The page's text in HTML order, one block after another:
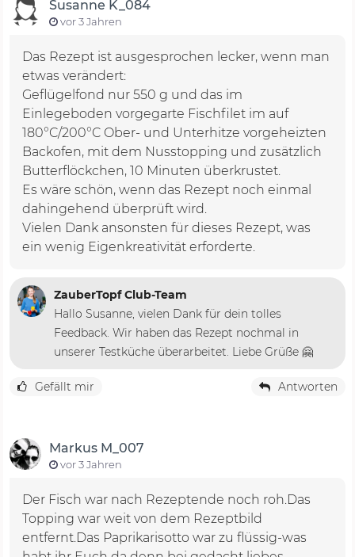
Susanne K_084
vor 3 Jahren
Das Rezept ist ausgesprochen lecker, wenn man
etwas verändert:
Geflügelfond nur 550 g und das im
Einlegeboden vorgegarte Fischfilet im auf
180°C/200°C Ober- und Unterhitze vorgeheizten
Backofen, mit dem Nusstopping und zusätzlich
Butterflöckchen, 10 Minuten überkrustet.
Es wäre schön, wenn das Rezept noch einmal
dahingehend überprüft wird.
Vielen Dank ansonsten für dieses Rezept, was
ein wenig Eigenkreativität erforderte.
ZauberTopf Club-Team
Hallo Susanne, vielen Dank für dein tolles
Feedback. Wir haben das Rezept nochmal in
unserer Testküche überarbeitet. Liebe Grüße 🤗
Gefällt mir Antworten
Markus M_007
vor 3 Jahren
Der Fisch war nach Rezeptende noch roh.Das
Topping war weit von dem Rezeptbild
entfernt.Das Paprikarisotto war zu flüssig-was